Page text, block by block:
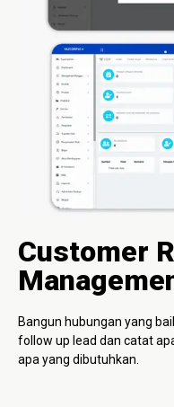
Customer
Bangun hubungan yang
follow up lead dan catat
apa yang dibutuhkan.